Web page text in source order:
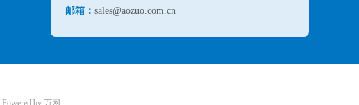
邮箱： sales@aozuo.com.cn
Powered by 万网